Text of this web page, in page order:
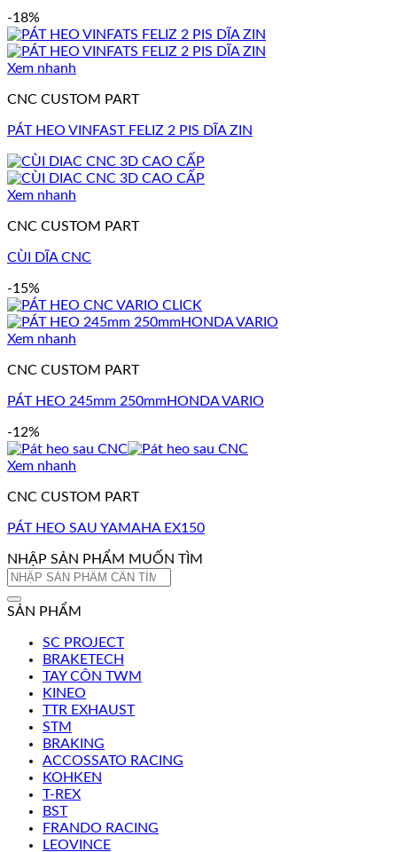
-18%
Xem nhanh
CNC CUSTOM PART
PÁT HEO VINFAST FELIZ 2 PIS DĨA ZIN
Xem nhanh
CNC CUSTOM PART
CÙI DĨA CNC
-15%
Xem nhanh
CNC CUSTOM PART
PÁT HEO 245mm 250mmHONDA VARIO
-12%
Xem nhanh
CNC CUSTOM PART
PÁT HEO SAU YAMAHA EX150
NHẬP SẢN PHẨM MUỐN TÌM
Tìm
SẢN PHẨM
SC PROJECT
BRAKETECH
TAY CÔN TWM
KINEO
TTR EXHAUST
STM
BRAKING
ACCOSSATO RACING
KOHKEN
T-REX
BST
FRANDO RACING
LEOVINCE